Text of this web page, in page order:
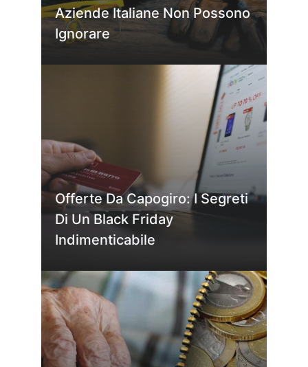
Aziende Italiane Non Possono
Ignorare
Offerte Da Capogiro: I Segreti
Di Un Black Friday
Indimenticabile